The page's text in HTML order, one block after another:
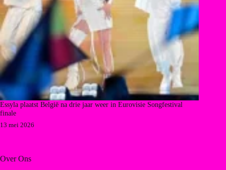
Essyla plaatst België na drie jaar weer in Eurovisie Songfestival
finale
13 mei 2026
Over Ons